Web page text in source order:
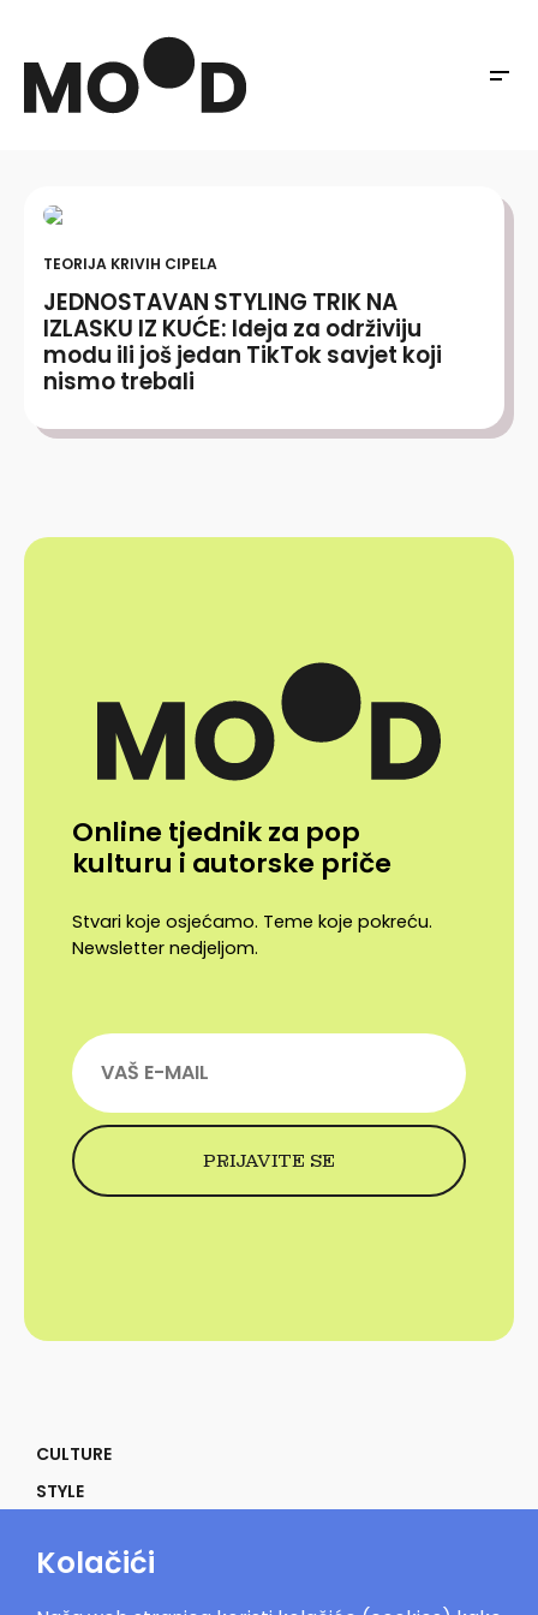
TEORIJA KRIVIH CIPELA
JEDNOSTAVAN STYLING TRIK NA
IZLASKU IZ KUĆE: Ideja za održiviju
modu ili još jedan TikTok savjet koji
nismo trebali
Online tjednik za pop
kulturu i autorske priče
Stvari koje osjećamo. Teme koje pokreću.
Newsletter nedjeljom.
CULTURE
STYLE
POWER
Kolačići